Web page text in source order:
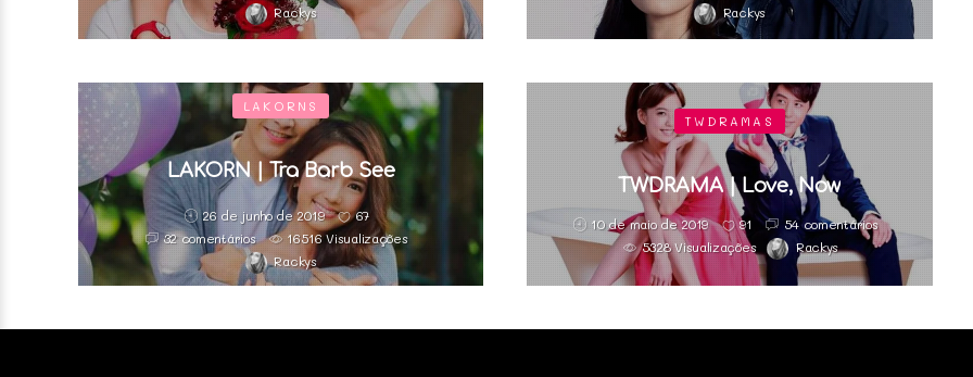
Rackys
Rackys
LAKORNS
LAKORN | Tra Barb See
Chompoo
26 de junho de 2019
67
32 comentários
16516 Visualizações
Rackys
TWDRAMAS
TWDRAMA | Love, Now
10 de maio de 2019 91
54 comentários
5328 Visualizações
Rackys